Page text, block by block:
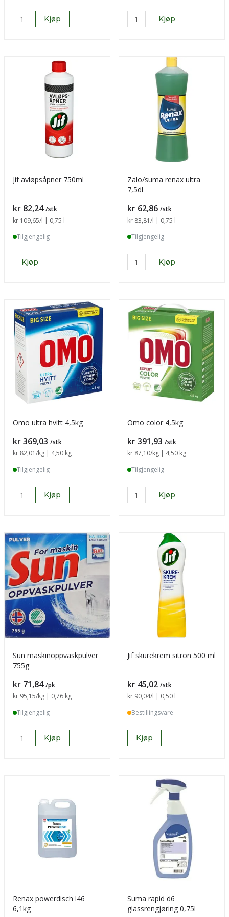
Kjøp Kjøp
Jif avløpsåpner 750ml
Pris
kr 82,24 /stk
Sammenligning pris
kr 109,65/l | 0,75 l
Tilgjengelig
Kjøp
Zalo/suma renax ultra
7,5dl
Pris
kr 62,86 /stk
Sammenligning pris
kr 83,81/l | 0,75 l
Tilgjengelig
Kjøp
Omo ultra hvitt 4,5kg
Pris
kr 369,03 /stk
Sammenligning pris
kr 82,01/kg | 4,50 kg
Tilgjengelig
Kjøp
Omo color 4,5kg
Pris
kr 391,93 /stk
Sammenligning pris
kr 87,10/kg | 4,50 kg
Tilgjengelig
Kjøp
Sun maskinoppvaskpulver
755g
Pris
kr 71,84 /pk
Sammenligning pris
kr 95,15/kg | 0,76 kg
Tilgjengelig
Kjøp
Jif skurekrem sitron 500 ml
Pris
kr 45,02 /stk
Sammenligning pris
kr 90,04/l | 0,50 l
Bestillingsvare
Kjøp
Renax powerdisch l46
6,1kg
Suma rapid d6
glassrengjøring 0,75l